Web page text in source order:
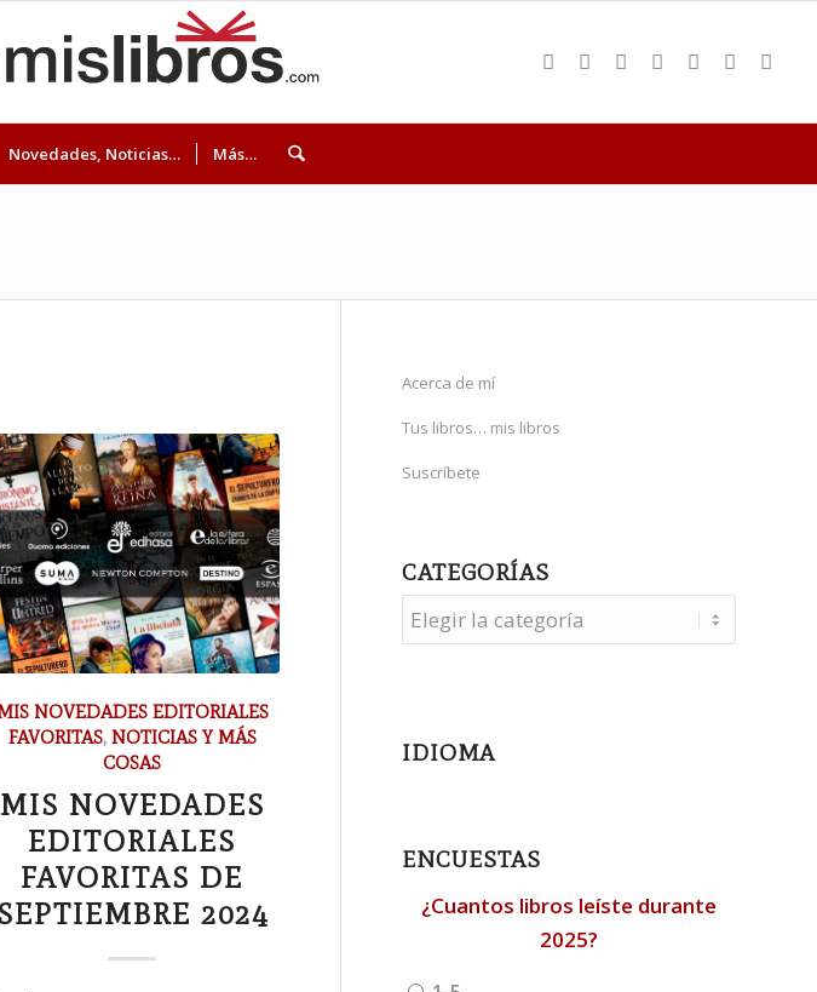
Novedades, Noticias… Más…
NOVEDADES EDITORIALES
FAVORITAS, NOTICIAS Y MÁS
COSAS
MIS NOVEDADES
EDITORIALES
FAVORITAS DE
2024
Acerca de mí
Tus libros… mis libros
Suscríbete
CATEGORÍAS
Categorías
IDIOMA
ENCUESTAS
¿Cuantos libros leíste durante
2025?